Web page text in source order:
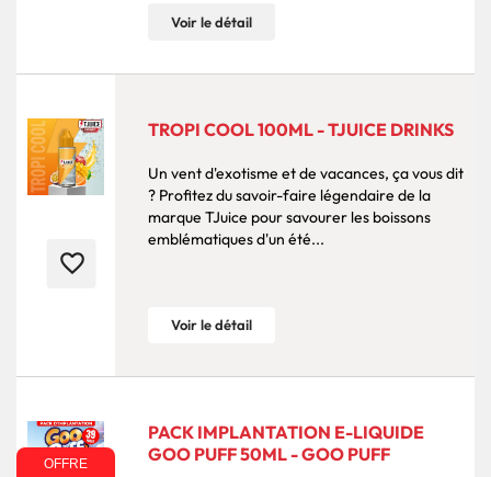
Voir le détail
favorite_border
TROPI COOL 100ML - TJUICE DRINKS
Un vent d'exotisme et de vacances, ça vous dit
? Profitez du savoir-faire légendaire de la
marque TJuice pour savourer les boissons
emblématiques d'un été...
Voir le détail
OFFRE
PACK IMPLANTATION E-LIQUIDE
GOO PUFF 50ML - GOO PUFF